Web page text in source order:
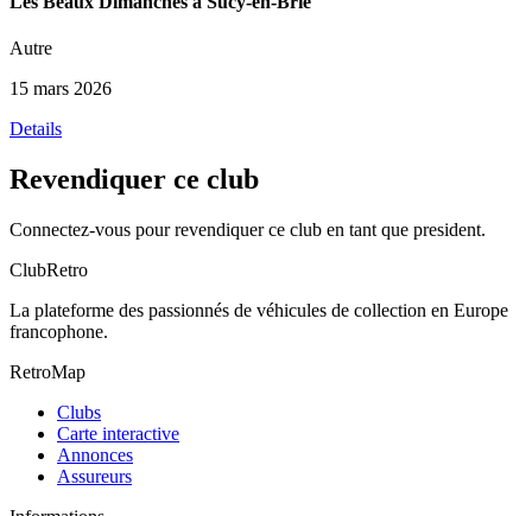
Autre
15 mars 2026
Details
Revendiquer ce club
Connectez-vous pour revendiquer ce club en tant que president.
ClubRetro
La plateforme des passionnés de véhicules de collection en Europe
francophone.
RetroMap
Clubs
Carte interactive
Annonces
Assureurs